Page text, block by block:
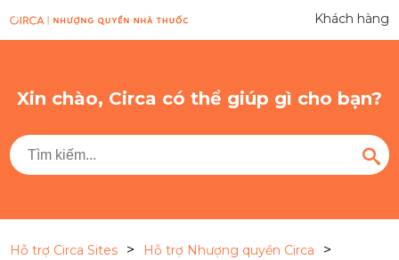
Khách hàng
Xin chào, Circa có thể giúp gì cho bạn?
Hỗ trợ Circa Sites > Hỗ trợ Nhượng quyền Circa >